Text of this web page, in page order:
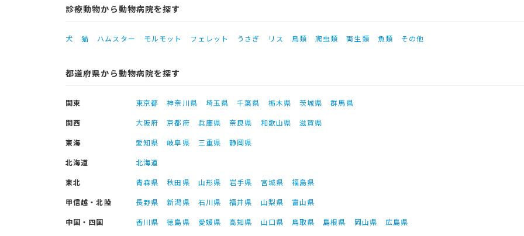
診療動物から動物病院を探す
犬 猫 ハムスター モルモット フェレット うさぎ リス 鳥類 爬虫類 両生類 魚類 その他
都道府県から動物病院を探す
関東 東京都 神奈川県 埼玉県 千葉県 栃木県 茨城県
群馬県
関西
大阪府 京都府 兵庫県 奈良県 和歌山県
滋賀県
東海
愛知県 岐阜県 三重県
静岡県
北海道
北海道
東北
青森県 秋田県 山形県 岩手県 宮城県
福島県
甲信越・北陸
長野県 新潟県 石川県 福井県 山梨県
富山県
中国・四国
香川県 徳島県 愛媛県 高知県 山口県 鳥取県 島根県 岡山県
広島県